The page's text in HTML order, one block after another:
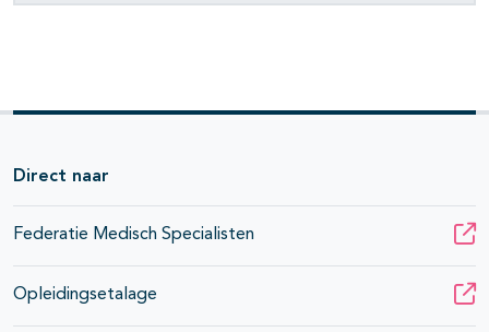
Direct naar
Federatie Medisch Specialisten
Opleidingsetalage